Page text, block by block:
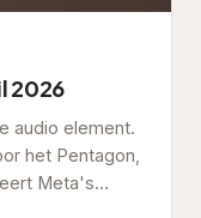
2026
audio element.
het Pentagon,
Meta's…